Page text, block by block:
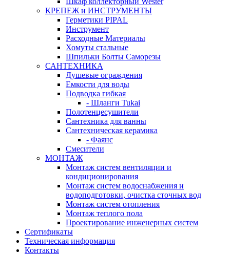
КРЕПЕЖ и ИНСТРУМЕНТЫ
Герметики PIPAL
Инструмент
Расходные Материалы
Хомуты стальные
Шпильки Болты Саморезы
САНТЕХНИКА
Душевые ограждения
Емкости для воды
Подводка гибкая
- Шланги Tukai
Полотенцесушители
Сантехника для ванны
Сантехническая керамика
- Фаянс
Смесители
МОНТАЖ
Монтаж систем вентиляции и
кондиционирования
Монтаж систем водоснабжения и
водоподготовки, очистка сточных вод
Монтаж систем отопления
Монтаж теплого пола
Проектирование инженерных систем
Сертификаты
Техническая информация
Контакты